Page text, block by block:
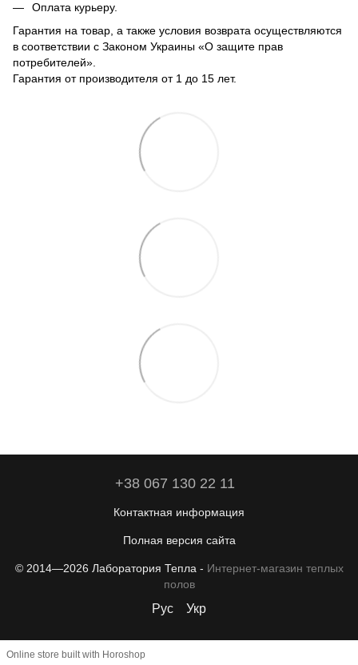
Оплата курьеру.
Гарантия на товар, а также условия возврата осуществляются
в соответствии с Законом Украины «О защите прав
потребителей».
Гарантия от производителя от 1 до 15 лет.
+38 067 130 22 11
Контактная информация
Полная версия сайта
© 2014—2026 Лаборатория Тепла - Интернет-магазин теплых
полов
Рус Укр
Online store built with Horoshop